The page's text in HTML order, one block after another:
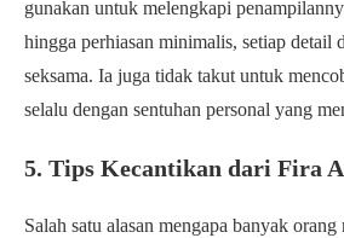
gunakan untuk melengkapi
hingga perhiasan minimalis, setiap detail
seksama. Ia juga tidak takut untuk
selalu dengan sentuhan personal yang
5. Tips Kecantikan dari Fira
Salah satu alasan mengapa banyak